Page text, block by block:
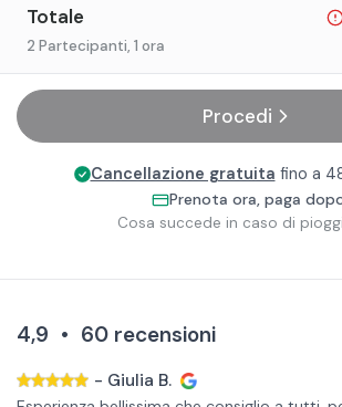
Totale
2 Partecipanti, 1 ora
Procedi
Cancellazione gratuita fino a
Prenota ora, paga
Cosa succede in caso di
4,9 • 60 recensioni
- Giulia B.